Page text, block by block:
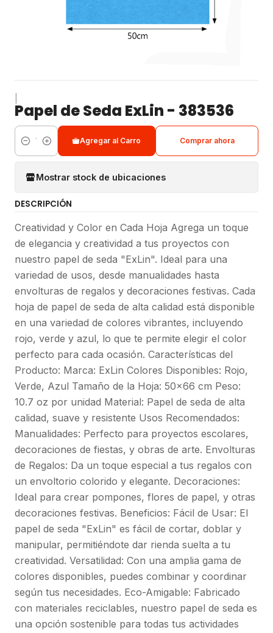
Papel de Seda ExLin - 383536
Cantidad
Agregar al Carro Comprar ahora
Mostrar stock de ubicaciones
DESCRIPCIÓN
Creatividad y Color en Cada Hoja Agrega un toque
de elegancia y creatividad a tus proyectos con
nuestro papel de seda "ExLin". Ideal para una
variedad de usos, desde manualidades hasta
envolturas de regalos y decoraciones festivas. Cada
hoja de papel de seda de alta calidad está disponible
en una variedad de colores vibrantes, incluyendo
rojo, verde y azul, lo que te permite elegir el color
perfecto para cada ocasión. Características del
Producto: Marca: ExLin Colores Disponibles: Rojo,
Verde, Azul Tamaño de la Hoja: 50x66 cm Peso:
10.7 oz por unidad Material: Papel de seda de alta
calidad, suave y resistente Usos Recomendados:
Manualidades: Perfecto para proyectos escolares,
decoraciones de fiestas, y obras de arte. Envolturas
de Regalos: Da un toque especial a tus regalos con
un envoltorio colorido y elegante. Decoraciones:
Ideal para crear pompones, flores de papel, y otras
decoraciones festivas. Beneficios: Fácil de Usar: El
papel de seda "ExLin" es fácil de cortar, doblar y
manipular, permitiéndote dar rienda suelta a tu
creatividad. Versatilidad: Con una amplia gama de
colores disponibles, puedes combinar y coordinar
según tus necesidades. Eco-Amigable: Fabricado
con materiales reciclables, nuestro papel de seda es
una opción sostenible para todas tus actividades